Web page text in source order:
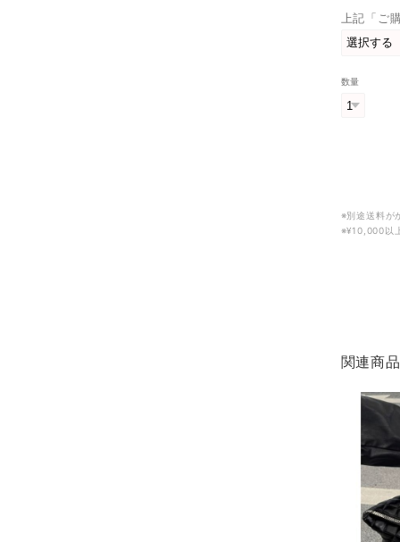
上記「ご
数量
※別途送料が
※¥10,000以
関連商品